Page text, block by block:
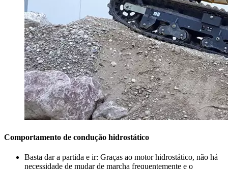
Comportamento de condução hidrostático
Basta dar a partida e ir: Graças ao motor hidrostático, não há
necessidade de mudar de marcha frequentemente e o